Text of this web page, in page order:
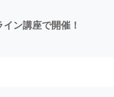
ン講座で開催！